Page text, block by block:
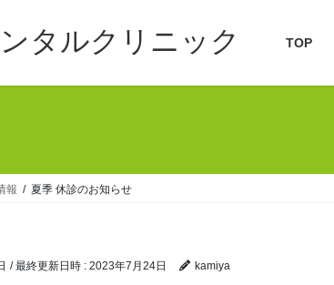
タルクリニック TOP
報 夏季 休診のお知らせ
/ 最終更新日時 : 2023年7月24日 kamiya